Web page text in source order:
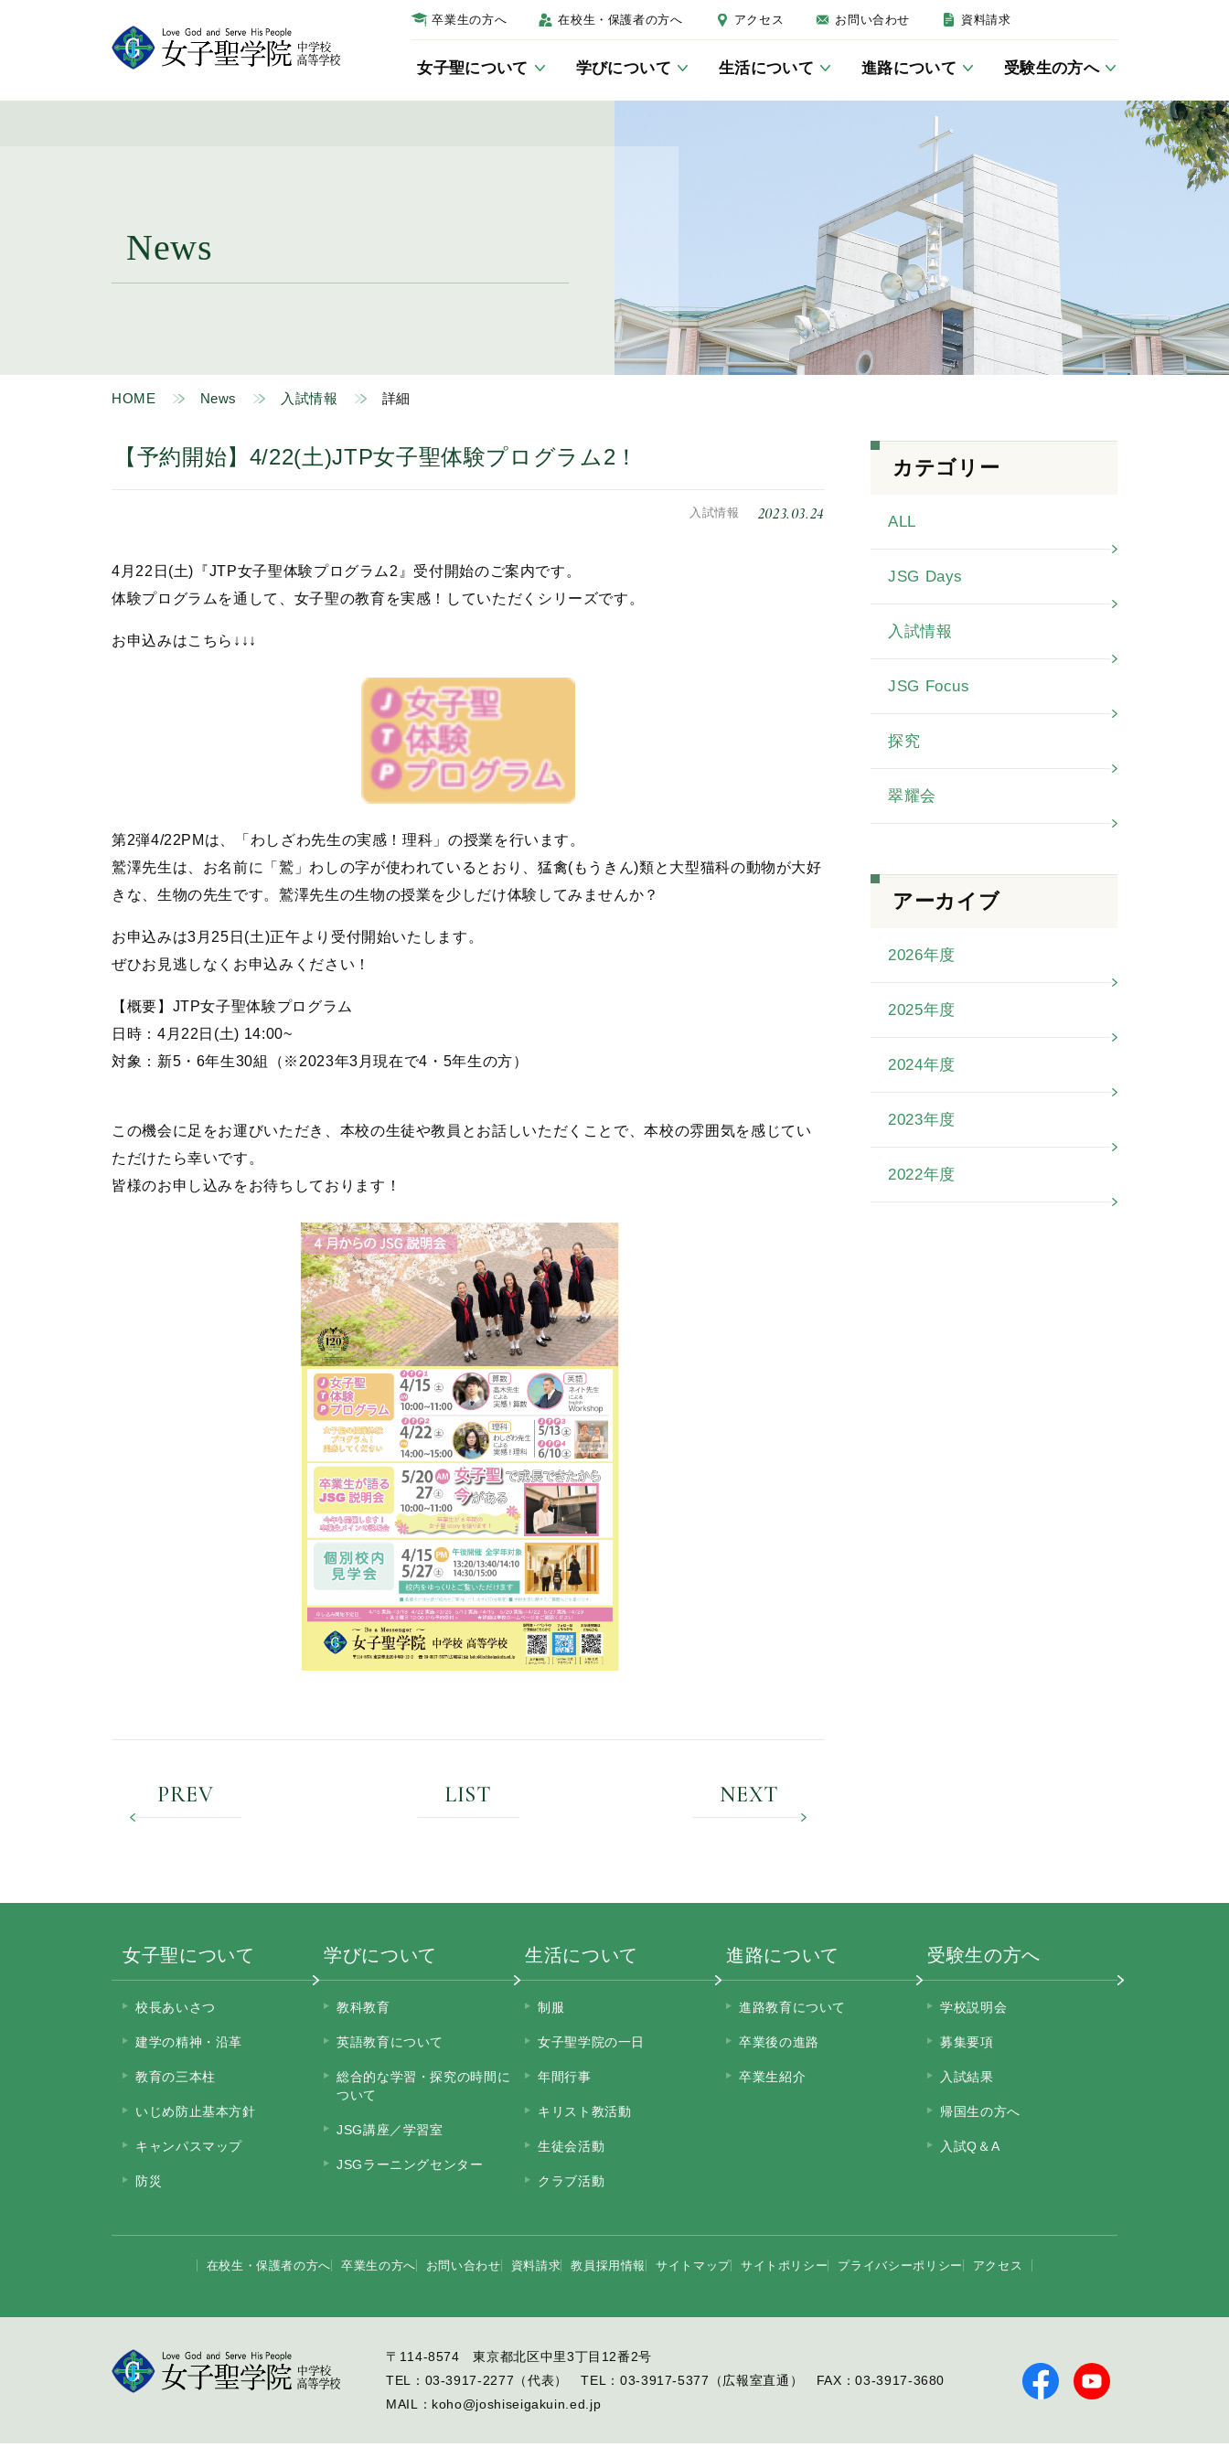
卒業生の方へ 在校生・保護者の方へ アクセス お問い合わせ 資料請求
女子聖について
建学の精神・沿革
教育の三本柱 いじめ防止基本方針
キャンパスマップ 防災
学びについて
英語教育について
総合的な学習・探究の時間につ
いて
JSG講座／学習室
JSGラーニングセンター
生活について
女子聖学院の一日
年間行事 キリスト教活動
生徒会活動 クラブ活動
進路について
卒業後の進路
卒業生紹介
受験生の方へ
募集要項
入試結果 帰国生の方へ
入試Q＆A
News
HOME News 入試情報 詳細
【予約開始】4/22(土)JTP女子聖体験プログラム2！
入試情報 2023.03.24
4月22日(土)『JTP女子聖体験プログラム2』受付開始のご案内です。
体験プログラムを通して、女子聖の教育を実感！していただくシリーズです。
お申込みはこちら↓↓↓
第2弾4/22PMは、「わしざわ先生の実感！理科」の授業を行います。
鷲澤先生は、お名前に「鷲」わしの字が使われているとおり、猛禽(もうきん)類と大型猫科の動物が大好
きな、生物の先生です。鷲澤先生の生物の授業を少しだけ体験してみませんか？
お申込みは3月25日(土)正午より受付開始いたします。
ぜひお見逃しなくお申込みください！
【概要】JTP女子聖体験プログラム
日時：4月22日(土) 14:00~
対象：新5・6年生30組（※2023年3月現在で4・5年生の方）
この機会に足をお運びいただき、本校の生徒や教員とお話しいただくことで、本校の雰囲気を感じてい
ただけたら幸いです。
皆様のお申し込みをお待ちしております！
PREV LIST NEXT
カテゴリー
ALL
JSG Days
入試情報
JSG Focus
探究
翠耀会
アーカイブ
2026年度
2025年度
2024年度
2023年度
2022年度
女子聖について
校長あいさつ
建学の精神・沿革
教育の三本柱
いじめ防止基本方針
キャンパスマップ
防災
学びについて
教科教育
英語教育について
総合的な学習・探究の時間に
ついて
JSG講座／学習室
JSGラーニングセンター
生活について
制服
女子聖学院の一日
年間行事
キリスト教活動
生徒会活動
クラブ活動
進路について
進路教育について
卒業後の進路
卒業生紹介
受験生の方へ
学校説明会
募集要項
入試結果
帰国生の方へ
入試Q＆A
在校生・保護者の方へ 卒業生の方へ お問い合わせ 資料請求 教員採用情報 サイトマップ サイトポリシー プライバシーポリシー アクセス
〒114-8574 東京都北区中里3丁目12番2号
TEL： 03-3917-2277 （代表）TEL：03-3917-5377 （広報室直通） FAX：03-3917-3680
MAIL： koho@joshiseigakuin.ed.jp